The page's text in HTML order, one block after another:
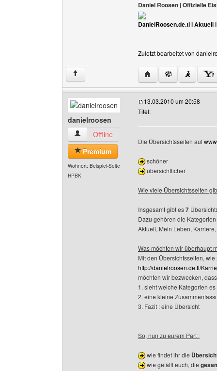
Daniel Roosen | Offizielle
DanielRoosen.de.tlIAktuell
Zuletzt bearbeitet von
↑ Website dieses
danielroosen
danielroosen Benutzer-Profile anzeigen
Offline
Premium
Wohnort: Beispiel-Seite
HPBK
13.03.2010 um 20:58
Titel:
Die Übersichtsseiten auf
schöner
übersichtlicher
Wie viele Übersichtsseiten
Insgesamt gibt es7
Dazu gehören die Kategorien
Aktuell, Mein Leben,
Was möchten wir überhaupt
Mit den Übersichtsseiten, wie
http://danielroosen.de.tl/
möchten wir bezwecken,
1. sieht welche Kategorien
2. eine kleine
3. Fazit : eine Übersicht
So, nun zu eurem Part :
wie findet ihr die
wie gefällt euch, die